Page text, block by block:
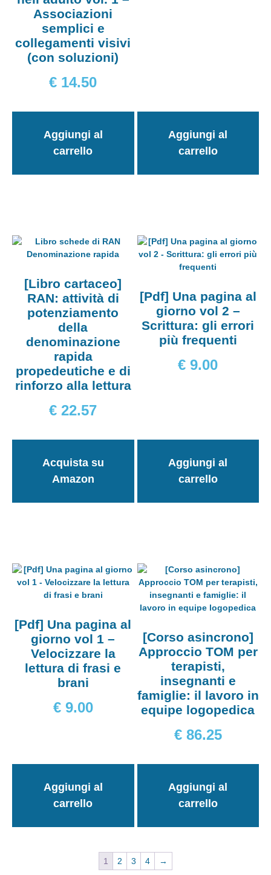
Associazioni
semplici e
collegamenti visivi
(con soluzioni)
€ 14.50
Aggiungi al
carrello
Aggiungi al
carrello
[Libro cartaceo]
RAN: attività di
potenziamento
della
denominazione
rapida
propedeutiche e di
rinforzo alla lettura
€ 22.57
Acquista su
Amazon
[Pdf] Una pagina al
giorno vol 2 –
Scrittura: gli errori
più frequenti
€ 9.00
Aggiungi al
carrello
[Pdf] Una pagina al
giorno vol 1 –
Velocizzare la
lettura di frasi e
brani
€9.00
Aggiungi al
carrello
[Corso asincrono]
Approccio TOM per
terapisti,
insegnanti e
famiglie: il lavoro in
equipe logopedica
€86.25
Aggiungi al
carrello
1 2 3 4 →